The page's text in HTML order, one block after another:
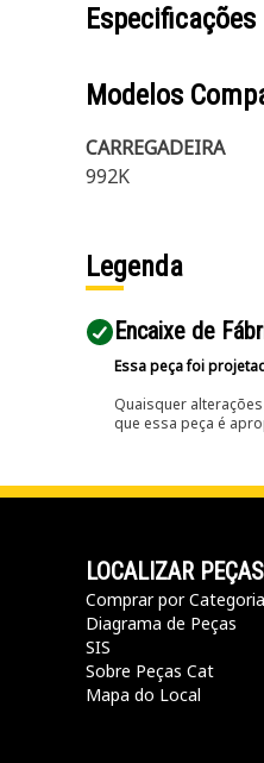
Modelos
CARREGADEIRA
992K
Legenda
Encaixe de
Essa peça foi
Quaisquer
que essa peça é
LOCALIZAR PEÇAS
Comprar por Categoria
Diagrama de Peças
SIS
Sobre Peças Cat
Mapa do Local